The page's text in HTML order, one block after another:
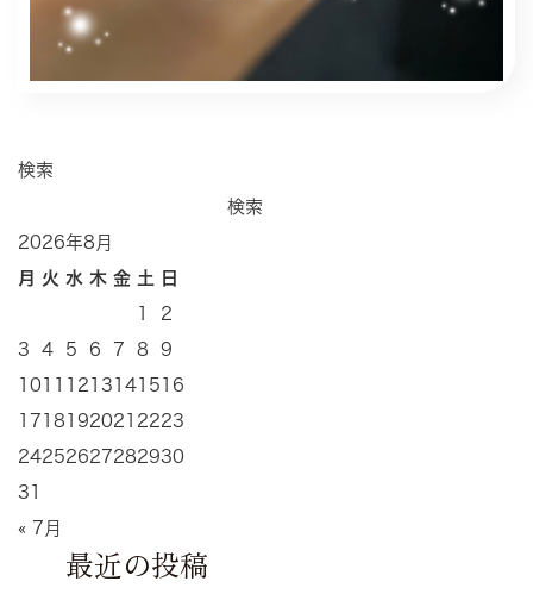
検索
検索
2026年8月
月
火 水 木 金 土
日
1
2
3
4 5 6 7 8
9
10 11 12 13 1415 16
17 18 192021 2223
24252627282930
31
« 7月
最近の投稿